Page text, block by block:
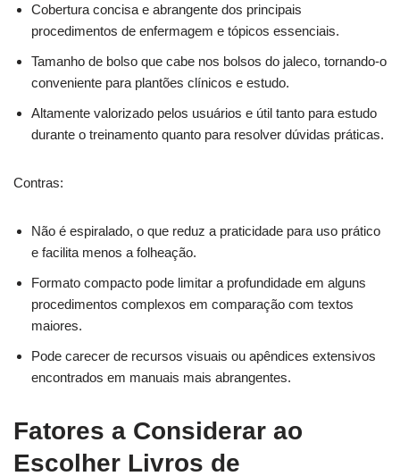
Cobertura concisa e abrangente dos principais
procedimentos de enfermagem e tópicos essenciais.
Tamanho de bolso que cabe nos bolsos do jaleco, tornando-o
conveniente para plantões clínicos e estudo.
Altamente valorizado pelos usuários e útil tanto para estudo
durante o treinamento quanto para resolver dúvidas práticas.
Contras:
Não é espiralado, o que reduz a praticidade para uso prático
e facilita menos a folheação.
Formato compacto pode limitar a profundidade em alguns
procedimentos complexos em comparação com textos
maiores.
Pode carecer de recursos visuais ou apêndices extensivos
encontrados em manuais mais abrangentes.
Fatores a Considerar ao
Escolher Livros de